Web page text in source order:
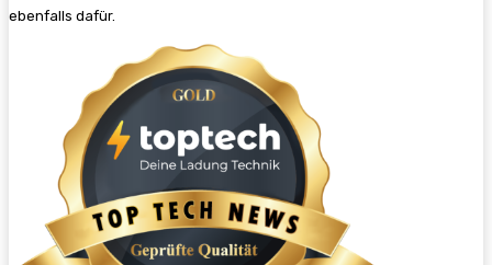
ebenfalls dafür.